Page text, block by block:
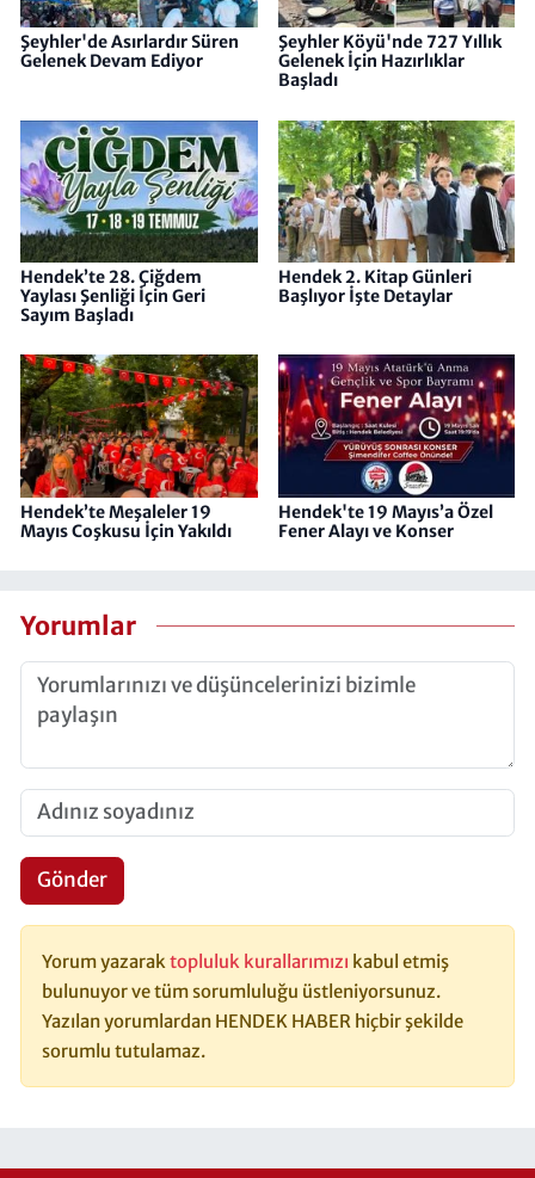
Şeyhler'de Asırlardır Süren
Gelenek Devam Ediyor
Şeyhler Köyü'nde 727 Yıllık
Gelenek İçin Hazırlıklar
Başladı
Hendek’te 28. Çiğdem
Yaylası Şenliği İçin Geri
Sayım Başladı
Hendek 2. Kitap Günleri
Başlıyor İşte Detaylar
Hendek’te Meşaleler 19
Mayıs Coşkusu İçin Yakıldı
Hendek'te 19 Mayıs’a Özel
Fener Alayı ve Konser
Yorumlar
Gönder
Yorum yazarak topluluk kurallarımızı kabul etmiş
bulunuyor ve tüm sorumluluğu üstleniyorsunuz.
Yazılan yorumlardan HENDEK HABER hiçbir şekilde
sorumlu tutulamaz.